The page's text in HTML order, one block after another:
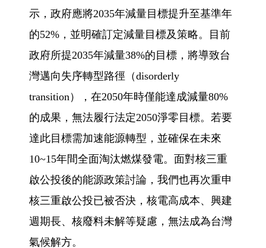
示，政府應將2035年減量目標提升至基準年
的52%，並明確訂定減量目標及策略。目前
政府所提2035年減量38%的目標，將導致台
灣邁向失序轉型路徑（disorderly
transition），在2050年時僅能達成減量80%
的成果，無法履行法定2050淨零目標。若要
達此目標需加速能源轉型，並確保在未來
10~15年間全面淘汰燃煤發電。面對核三重
啟公投後的能源政策討論，我們也再次重申
核三重啟公投已被否決，核電高成本、興建
週期長、核廢料未解等疑慮，無法成為台灣
氣候解方。